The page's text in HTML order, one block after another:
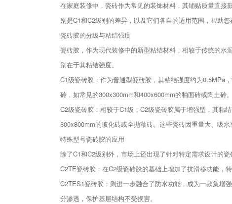
在家庭装修中，瓷砖作为常见的装饰材料，其铺贴质量直
别是C1和C2级别的差异，以及它们各自的适用范围，帮助您
瓷砖胶的分级与粘结强度
瓷砖胶，作为现代装修中的新型粘结材料，相较于传统的
别在于其粘结强度。
C1级瓷砖胶：作为普通型瓷砖胶，其粘结强度约为0.5MPa
砖，如常见的300x300mm和400x600mm的釉面砖或陶土砖
C2级瓷砖胶：相较于C1级，C2级瓷砖胶属于增强型，其粘
800x800mm的玻化砖或全抛釉砖。这些瓷砖因重量大、吸
特殊型号瓷砖胶的应用
除了C1和C2级别外，市场上还出现了针对特定需求设计的瓷
C2TE瓷砖胶：在C2级瓷砖胶的基础上增加了抗滑移功能，
C2TES1瓷砖胶：则进一步融合了防水功能，成为一款集增
分渗透，保护基层结构不受损害。